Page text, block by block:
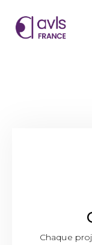
Chaque